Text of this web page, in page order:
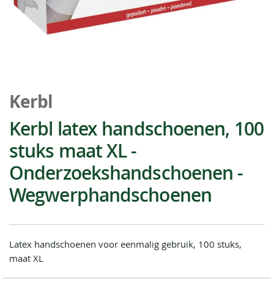
naar
het
begin
van
de
afbeeldingen-
gallerij
Kerbl
Kerbl latex handschoenen, 100
stuks maat XL -
Onderzoekshandschoenen -
Wegwerphandschoenen
Latex handschoenen voor eenmalig gebruik, 100 stuks,
maat XL